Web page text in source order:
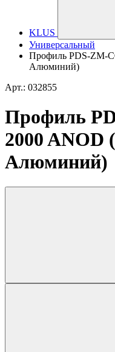
KLUS
Универсальный
Профиль PDS-ZM-
Алюминий)
Арт.: 032855
Профиль
2000 ANOD
Алюминий)